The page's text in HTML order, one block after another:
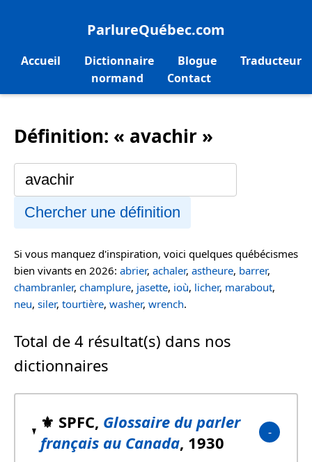
ParlureQuébec.com
Accueil Dictionnaire Blogue
Traducteur
normand
Contact
Définition: « avachir »
Chercher une définition
Si vous manquez d'inspiration, voici quelques québécismes
bien vivants en 2026: abrier, achaler, astheure, barrer,
chambranler, champlure, jasette, ioù, licher, marabout,
neu, siler, tourtière, washer, wrench.
Total de 4 résultat(s) dans nos
dictionnaires
⚜️ SPFC, Glossaire du parler
français au Canada, 1930